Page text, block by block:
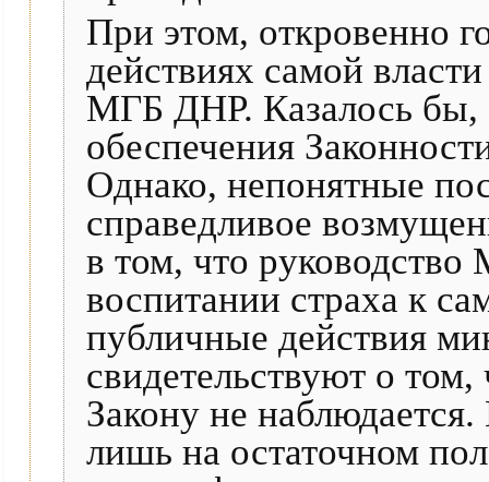
При этом, откровенно
действиях самой
МГБ ДНР. Казалось бы,
обеспечения
Однако, непонятные
справедливое
в том, что
воспитании страха к
публичные действия
свидетельствуют о
Закону не
лишь на остаточном